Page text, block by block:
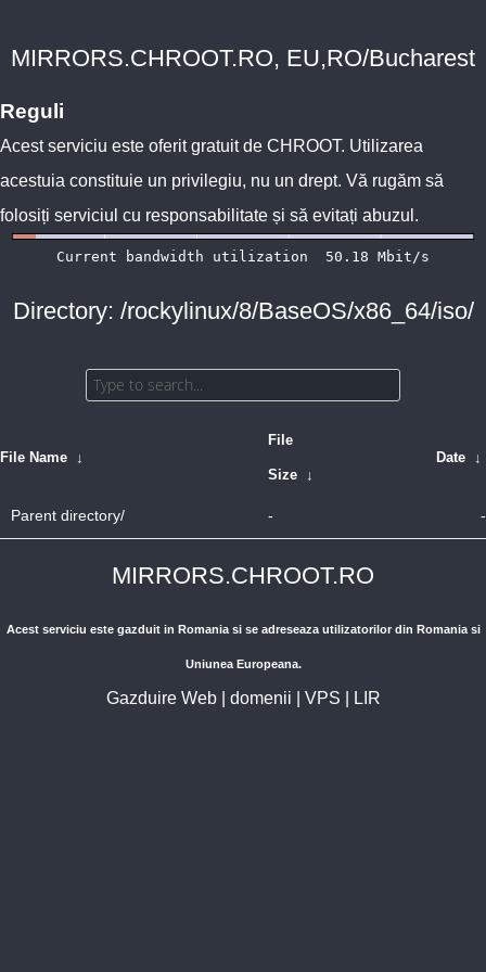
MIRRORS.CHROOT.RO, EU,RO/Bucharest
Reguli
Acest serviciu este oferit gratuit de CHROOT. Utilizarea
acestuia constituie un privilegiu, nu un drept. Vă rugăm să
folosiți serviciul cu responsabilitate și să evitați abuzul.
Directory: /rockylinux/8/BaseOS/x86_64/iso/
File Name ↓
File
Size ↓
Date ↓
Parent directory/ - -
MIRRORS.CHROOT.RO
Acest serviciu este gazduit in Romania si se adreseaza utilizatorilor din Romania si
Uniunea Europeana.
Gazduire Web| domenii VPS LIR